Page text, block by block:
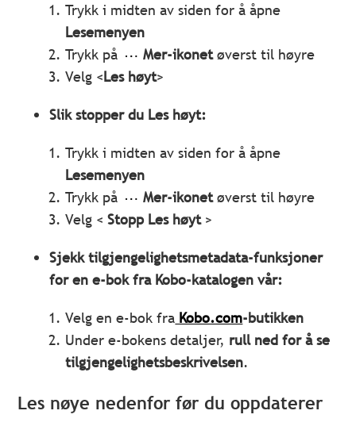
Trykk i midten av siden for å åpne
Lesemenyen
Trykk på
Mer-ikonetøverst til høyre
Velg <Les høyt>
Slik stopper du Les høyt:
Trykk i midten av siden for å åpne
Lesemenyen
Trykk på
Mer-ikonetøverst til høyre
Velg <Stopp Les høyt >
Sjekk tilgjengelighetsmetadata-funksjoner
for en e-bok fra Kobo-katalogen vår:
Velg en e-bok fra Kobo.com-butikken
Under e-bokens detaljer, rull ned for å se
tilgjengelighetsbeskrivelsen.
Les nøye nedenfor før du oppdaterer